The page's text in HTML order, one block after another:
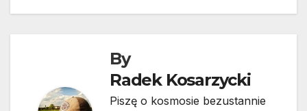
By
Radek Kosarzycki
Piszę o kosmosie bezustannie